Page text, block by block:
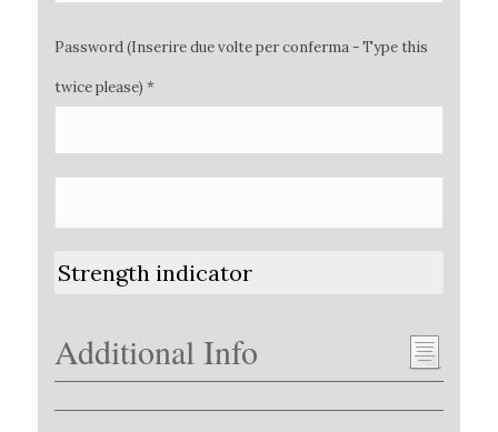
Password (Inserire due volte per conferma - Type this
twice please) *
Strength indicator
Additional Info